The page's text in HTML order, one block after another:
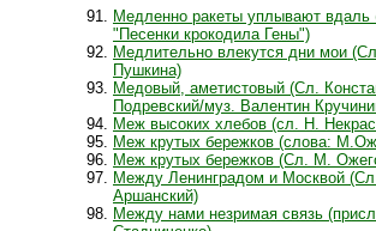
Медленно ракеты уплывают вдаль
"Песенки крокодила Гены")
Медлительно влекутся дни мои
Пушкина)
Медовый, аметистовый (Сл.
Подревский/муз. Валентин
Меж высоких хлебов (сл. Н.
Меж крутых бережков (слова:
Меж крутых бережков (Сл. М.
Между Ленинградом и Москвой
Аршанский)
Между нами незримая связь